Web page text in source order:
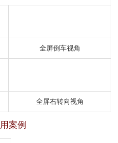
全屏倒车视角
全屏右转向视角
案例